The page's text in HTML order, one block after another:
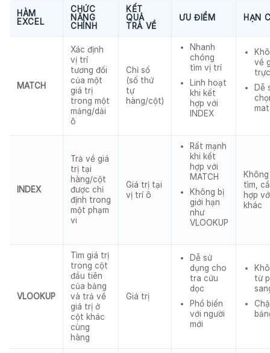
HÀM
EXCEL
CHỨC
NĂNG
CHÍNH
KẾT
QUẢ
TRẢ VỀ
ƯU ĐIỂM HẠN
MATCH
Xác định
vị trí
tương đối
của một
giá trị
trong một
mảng/dải
ô
Chỉ số
(số thứ
tự
hàng/cột)
Nhanh
chóng
tìm vị trí
Linh hoạt
khi kết
hợp với
INDEX
về
Dễ
INDEX
Trả về giá
trị tại
hàng/cột
được chỉ
định trong
một phạm
vi
Giá trị tại
vị trí ô
Rất mạnh
khi kết
hợp với
MATCH
Không bị
giới hạn
như
VLOOKUP
tìm,
hợp
khác
VLOOKUP
Tìm giá trị
trong cột
đầu tiên
của bảng
và trả về
giá trị ở
cột khác
cùng
hàng
Giá trị
Dễ sử
dụng cho
tra cứu
dọc
Phổ biến
với người
mới
từ